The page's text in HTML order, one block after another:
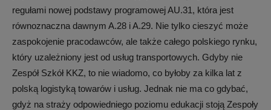
regułami nowej podstawy programowej AU.31, która jest
równoznaczna dawnym A.28 i A.29. Nie tylko cieszyć może
zaspokojenie pracodawców, ale także całego polskiego rynku,
który uzależniony jest od usług transportowych. Gdyby nie
Zespół Szkół KKZ, to nie wiadomo, co byłoby za kilka lat z
polską logistyką towarów i usług. Jednak nie ma co gdybać,
gdyż na straży odpowiedniego poziomu edukacji stoją Zespoły